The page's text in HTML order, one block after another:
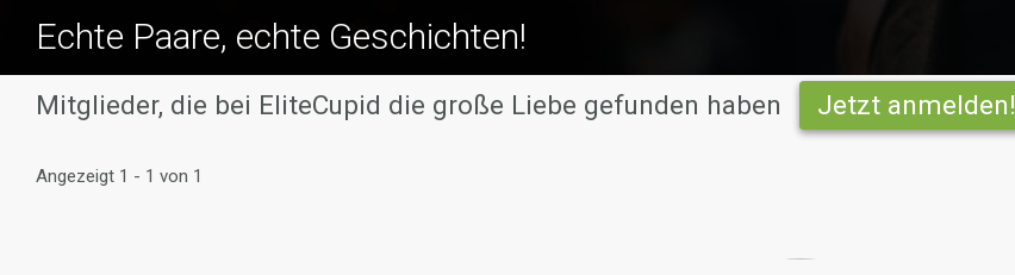
Echte Paare, echte Geschichten!
Mitglieder, die bei EliteCupid die große Liebe gefunden haben Jetzt anmelden!
Angezeigt 1 - 1 von 1